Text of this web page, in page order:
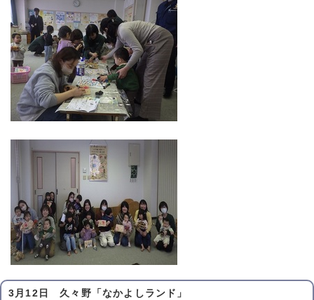
3月12日 久々野「なかよしランド」